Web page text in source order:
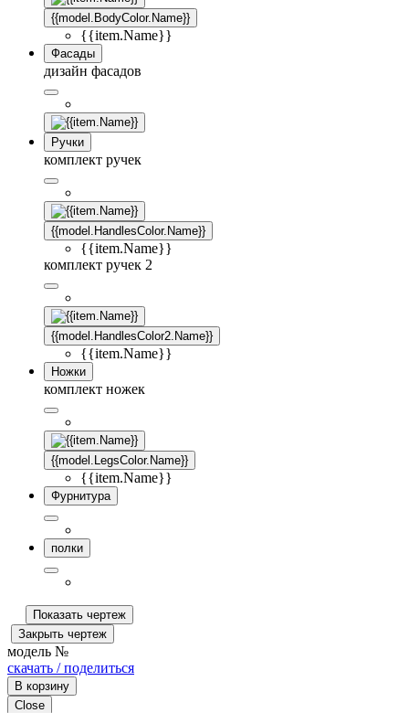
{{model.BodyColor.Name}}
{{item.Name}}
Фасады
дизайн фасадов
Ручки
комплект ручек
{{model.HandlesColor.Name}}
{{item.Name}}
комплект ручек 2
{{model.HandlesColor2.Name}}
{{item.Name}}
Ножки
комплект ножек
{{model.LegsColor.Name}}
{{item.Name}}
Фурнитура
полки
Показать чертеж
Закрыть чертеж
модель №
скачать / поделиться
В корзину
Close